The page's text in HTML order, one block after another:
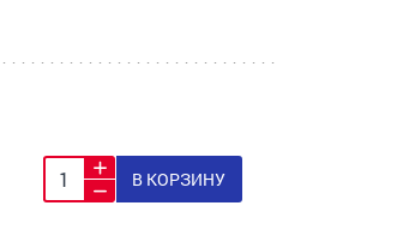
В КОРЗИНУ